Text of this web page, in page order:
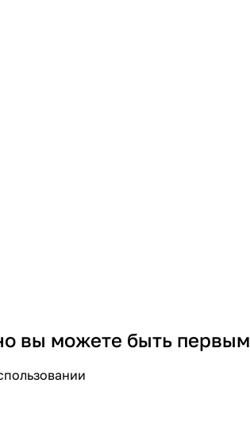
вы можете быть первым